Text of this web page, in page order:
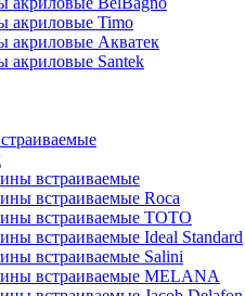
акриловые Timo
акриловые Акватек
акриловые Santek
встраиваемые
встраиваемые Roca
встраиваемые TOTO
встраиваемые Ideal Standard
встраиваемые Salini
встраиваемые MELANA